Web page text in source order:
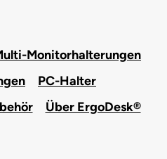
Monitorhalterungen
PC-Halter
Über ErgoDesk®